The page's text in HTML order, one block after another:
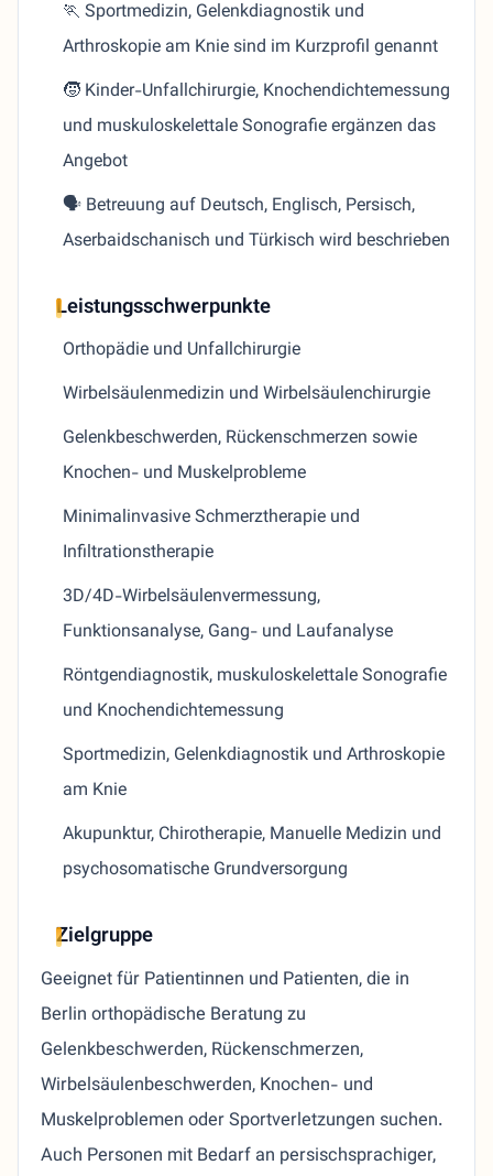
🏃 Sportmedizin, Gelenkdiagnostik und
Arthroskopie am Knie sind im Kurzprofil genannt
🧒 Kinder-Unfallchirurgie, Knochendichtemessung
und muskuloskelettale Sonografie ergänzen das
Angebot
🗣️ Betreuung auf Deutsch, Englisch, Persisch,
Aserbaidschanisch und Türkisch wird beschrieben
Leistungsschwerpunkte
Orthopädie und Unfallchirurgie
Wirbelsäulenmedizin und Wirbelsäulenchirurgie
Gelenkbeschwerden, Rückenschmerzen sowie
Knochen- und Muskelprobleme
Minimalinvasive Schmerztherapie und
Infiltrationstherapie
3D/4D-Wirbelsäulenvermessung,
Funktionsanalyse, Gang- und Laufanalyse
Röntgendiagnostik, muskuloskelettale Sonografie
und Knochendichtemessung
Sportmedizin, Gelenkdiagnostik und Arthroskopie
am Knie
Akupunktur, Chirotherapie, Manuelle Medizin und
psychosomatische Grundversorgung
Zielgruppe
Geeignet für Patientinnen und Patienten, die in
Berlin orthopädische Beratung zu
Gelenkbeschwerden, Rückenschmerzen,
Wirbelsäulenbeschwerden, Knochen- und
Muskelproblemen oder Sportverletzungen suchen.
Auch Personen mit Bedarf an persischsprachiger,